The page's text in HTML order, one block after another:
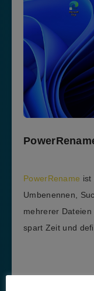
PowerRename ist
Umbenennen,
mehrerer
spart Zeit und